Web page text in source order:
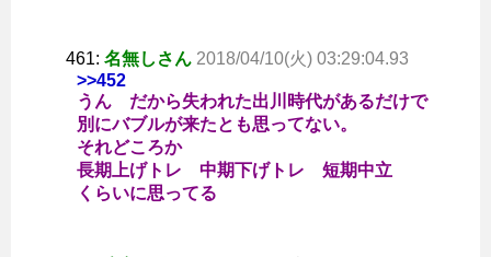
461: 名無しさん 2018/04/10(火) 03:29:04.93
>>452
うん だから失われた出川時代があるだけで
別にバブルが来たとも思ってない。
それどころか
長期上げトレ 中期下げトレ 短期中立
くらいに思ってる